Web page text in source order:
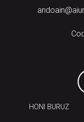
HONI BURUZ